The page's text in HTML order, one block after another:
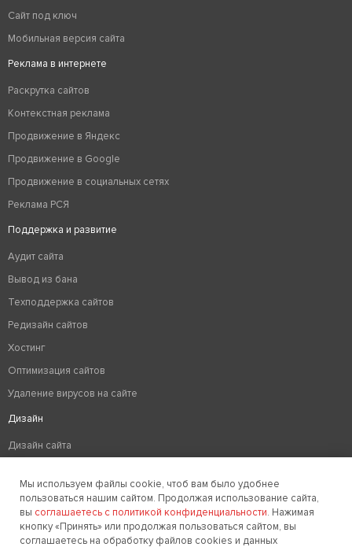
Сайт под ключ
Мобильная версия сайта
Реклама в интернете
Раскрутка сайтов
Контекстная реклама
Продвижение в Яндекс
Продвижение в Google
Продвижение в социальных сетях
Реклама РСЯ
Поддержка и развитие
Аудит сайта
Вывод из бана
Техподдержка сайтов
Редизайн сайтов
Хостинг
Оптимизация сайтов
Удаление вирусов на сайте
Дизайн
Дизайн сайта
Создание фирменного стиля
Мы используем файлы cookie, чтоб вам было удобнее
пользоваться нашим сайтом. Продолжая использование сайта,
вы соглашаетесь с политикой конфиденциальности. Нажимая
кнопку «Принять» или продолжая пользоваться сайтом, вы
соглашаетесь на обработку файлов cookies и данных